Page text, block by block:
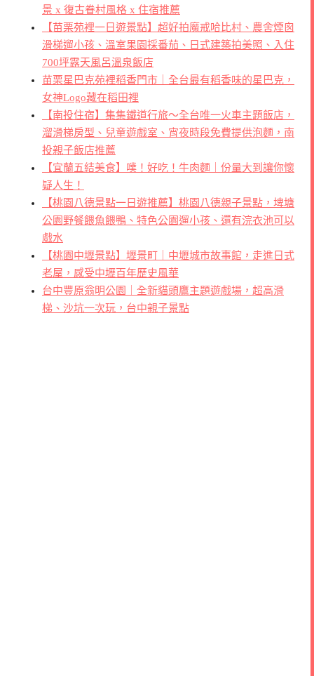
景 x 復古眷村風格 x 住宿推薦
【苗栗苑裡一日遊景點】超好拍魔戒哈比村、農舍煙囪
滑梯遛小孩、溫室果園採番茄、日式建築拍美照、入住
700坪露天風呂溫泉飯店
苗栗星巴克苑裡稻香門市｜全台最有稻香味的星巴克，
女神Logo藏在稻田裡
【南投住宿】集集鐵道行旅～全台唯一火車主題飯店，
溜滑梯房型、兒童遊戲室、宵夜時段免費提供泡麵，南
投親子飯店推薦
【宜蘭五結美食】噗！好吃！牛肉麵｜份量大到讓你懷
疑人生！
【桃園八德景點一日遊推薦】桃園八德親子景點，埤塘
公園野餐餵魚餵鴨、特色公園遛小孩、還有浣衣池可以
戲水
【桃園中壢景點】壢景町｜中壢城市故事館，走進日式
老屋，感受中壢百年歷史風華
台中豐原翁明公園｜全新貓頭鷹主題遊戲場，超高滑
梯、沙坑一次玩，台中親子景點